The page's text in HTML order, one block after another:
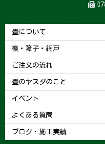
畳について
襖・障子・網戸
ご注文の流れ
畳のヤスダのこと
イベント
よくある質問
ブログ・施工実績